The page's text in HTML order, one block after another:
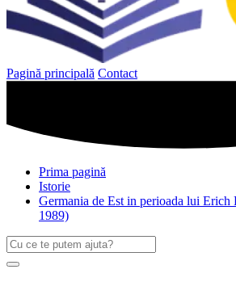
Pagină principală Contact
Prima pagină
Istorie
Germania de Est in perioada lui Erich
1989)
Caută
după:
Search